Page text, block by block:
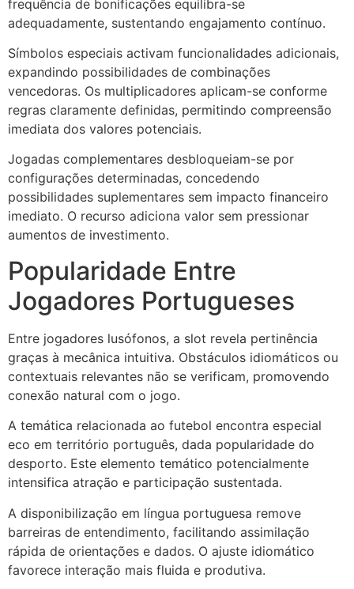
frequência de bonificações equilibra-se
adequadamente, sustentando engajamento contínuo.
Símbolos especiais activam funcionalidades adicionais,
expandindo possibilidades de combinações
vencedoras. Os multiplicadores aplicam-se conforme
regras claramente definidas, permitindo compreensão
imediata dos valores potenciais.
Jogadas complementares desbloqueiam-se por
configurações determinadas, concedendo
possibilidades suplementares sem impacto financeiro
imediato. O recurso adiciona valor sem pressionar
aumentos de investimento.
Popularidade Entre
Jogadores Portugueses
Entre jogadores lusófonos, a slot revela pertinência
graças à mecânica intuitiva. Obstáculos idiomáticos ou
contextuais relevantes não se verificam, promovendo
conexão natural com o jogo.
A temática relacionada ao futebol encontra especial
eco em território português, dada popularidade do
desporto. Este elemento temático potencialmente
intensifica atração e participação sustentada.
A disponibilização em língua portuguesa remove
barreiras de entendimento, facilitando assimilação
rápida de orientações e dados. O ajuste idiomático
favorece interação mais fluida e produtiva.